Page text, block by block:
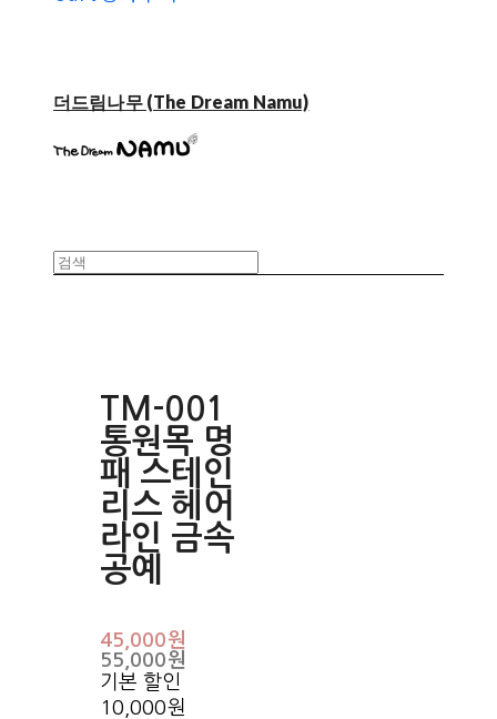
더드림나무 (The Dream Namu)
TM-001
통원목 명
패 스테인
리스 헤어
라인 금속
공예
45,000원
55,000원
기본 할인
10,000원